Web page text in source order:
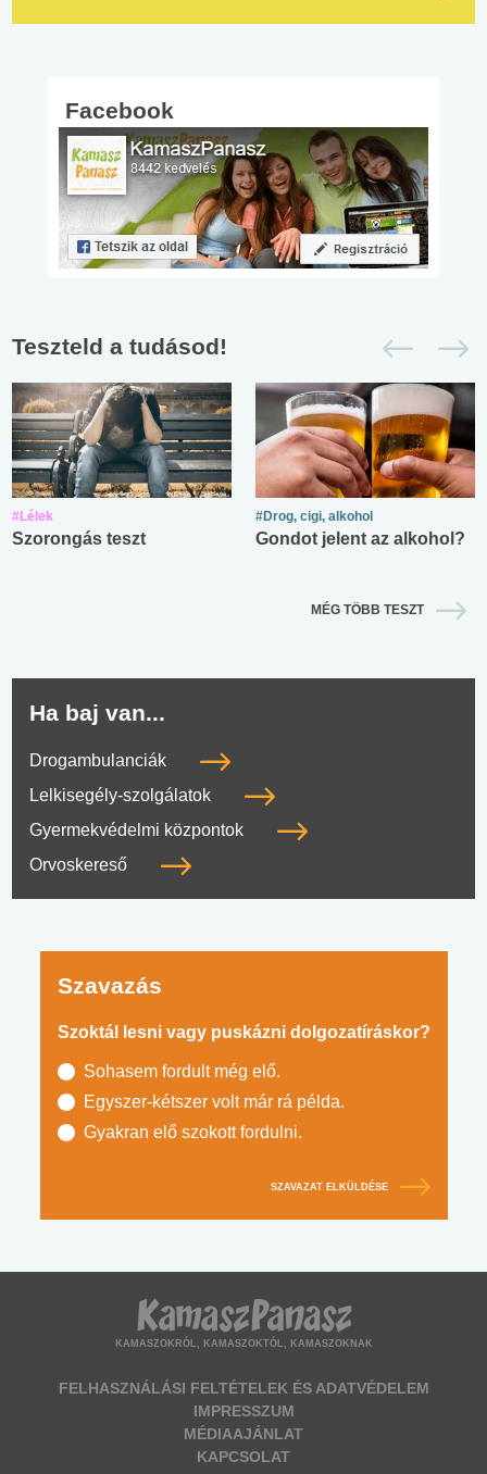
Facebook
Teszteld a tudásod!
#Lélek
Szorongás teszt
#Drog, cigi, alkohol
Gondot jelent az alkohol?
MÉG TÖBB TESZT
Ha baj van...
Drogambulanciák
Lelkisegély-szolgálatok
Gyermekvédelmi központok
Orvoskereső
Szavazás
Szoktál lesni vagy puskázni dolgozatíráskor?
Sohasem fordult még elő.
Egyszer-kétszer volt már rá példa.
Gyakran elő szokott fordulni.
SZAVAZAT ELKÜLDÉSE
KAMASZOKRÓL, KAMASZOKTÓL, KAMASZOKNAK
FELHASZNÁLÁSI FELTÉTELEK ÉS ADATVÉDELEM
IMPRESSZUM
MÉDIAAJÁNLAT
KAPCSOLAT